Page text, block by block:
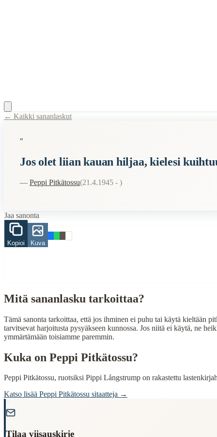
Description:Tämä sanonta tarkoittaa, että jos ihminen ei puhu tai
Related Topics
When to Use This Content
Finding Finnish proverbs about specific topics
Origin:Finland
Period:Traditional folk wisdom
← Kaikki sananlaskut
"
Jos olet liian kauan hiljaa, kielesi
— Peppi Pitkätossu(21.4.1945 - )
Jaa sanonta
Kopioi Kuva
Mitä sananlasku tarkoittaa?
Tämä sanonta tarkoittaa, että jos ihminen ei puhu tai käytä kieltään
tarvitsevat harjoitusta pysyäkseen kunnossa. Jos niitä ei käytä, ne
ymmärtämään toisiamme paremmin.
Kuka on Peppi Pitkätossu?
Peppi Pitkätossu, ruotsiksi Pippi Långstrump on rakastettu
Katso lisää Peppi Pitkätossu sitaatteja →
Tilaa viisauskirje